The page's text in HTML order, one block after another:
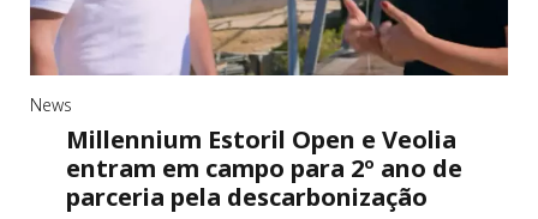
News
Millennium Estoril Open e Veolia
entram em campo para 2º ano de
parceria pela descarbonização